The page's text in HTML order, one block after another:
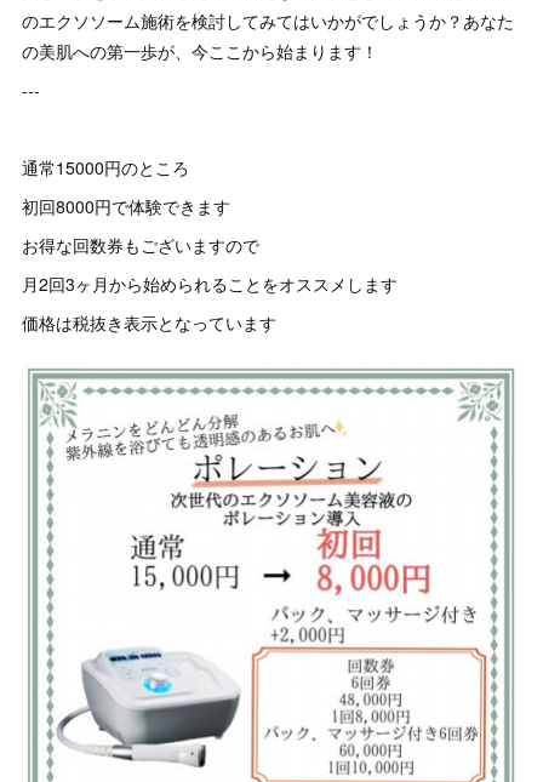
のエクソソーム施術を検討してみてはいかがでしょうか？あなた
の美肌への第一歩が、今ここから始まります！
---
通常15000円のところ
初回8000円で体験できます
お得な回数券もございますので
月2回3ヶ月から始められることをオススメします
価格は税抜き表示となっています